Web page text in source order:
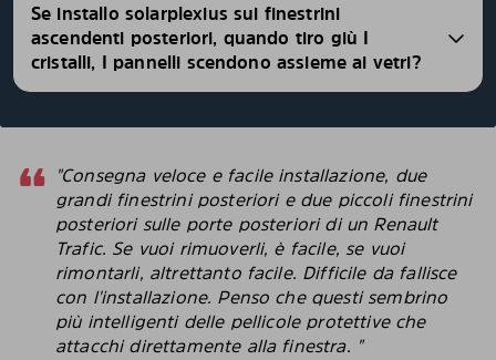
Se installo solarplexius sui finestrini
ascendenti posteriori, quando tiro giù I
cristalli, I pannelli scendono assieme ai vetri?
"Consegna veloce e facile installazione, due
grandi finestrini posteriori e due piccoli finestrini
posteriori sulle porte posteriori di un Renault
Trafic. Se vuoi rimuoverli, è facile, se vuoi
rimontarli, altrettanto facile. Difficile da fallisce
con l'installazione. Penso che questi sembrino
più intelligenti delle pellicole protettive che
attacchi direttamente alla finestra. "